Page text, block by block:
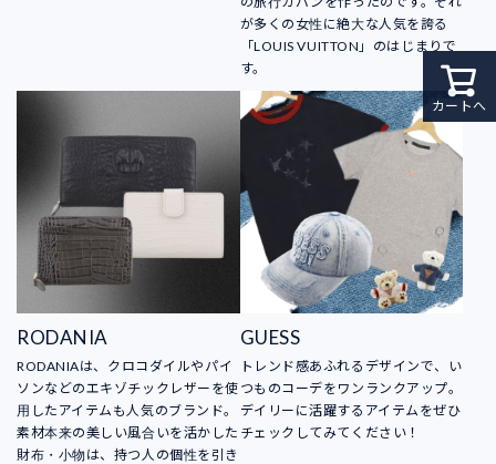
が多くの女性に絶大な人気を誇る
「LOUIS VUITTON」のはじまりで
す。
RODANIA
RODANIAは、クロコダイルやパイ
ソンなどのエキゾチックレザーを使
用したアイテムも人気のブランド。
素材本来の美しい風合いを活かした
財布・小物は、持つ人の個性を引き
GUESS
トレンド感あふれるデザインで、い
つものコーデをワンランクアップ。
デイリーに活躍するアイテムをぜひ
チェックしてみてください！
カートへ